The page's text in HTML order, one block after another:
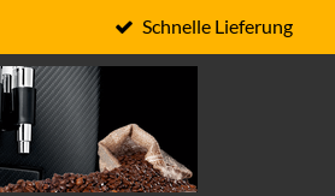
Schnelle Lieferung